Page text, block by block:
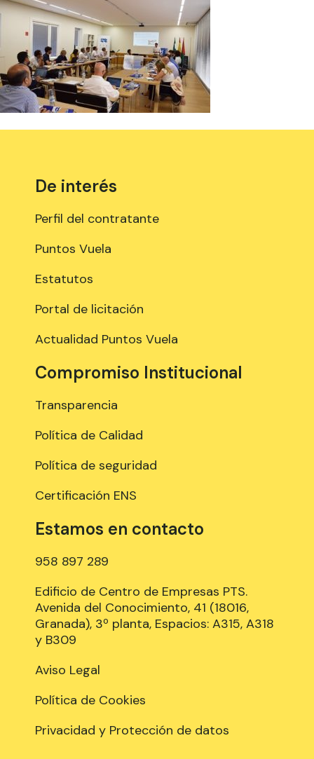
De interés
Perfil del contratante
Puntos Vuela
Estatutos
Portal de licitación
Actualidad Puntos Vuela
Compromiso Institucional
Transparencia
Política de Calidad
Política de seguridad
Certificación ENS
Estamos en contacto
958 897 289
Edificio de Centro de Empresas PTS.
Avenida del Conocimiento, 41 (18016,
Granada), 3º planta, Espacios: A315, A318
y B309
Aviso Legal
Política de Cookies
Privacidad y Protección de datos